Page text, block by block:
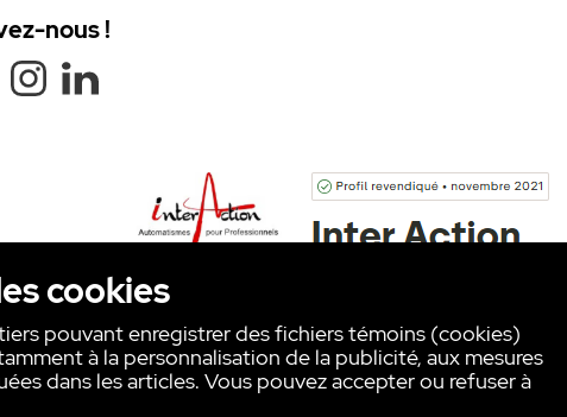
cookies
pouvant enregistrer des fichiers témoins (cookies)
à la personnalisation de la publicité, aux mesures
dans les articles. Vous pouvez accepter ou refuser à
nous !